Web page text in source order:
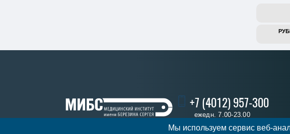
+7 (4012) 957-300
ежедн. 7.00-23.00
Мы используем сервис веб-